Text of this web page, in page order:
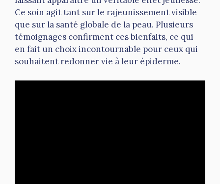
Ce soin agit tant sur le rajeunissement visible
que sur la santé globale de la peau. Plusieurs
témoignages confirment ces bienfaits, ce qui
en fait un choix incontournable pour ceux qui
souhaitent redonner vie à leur épiderme.